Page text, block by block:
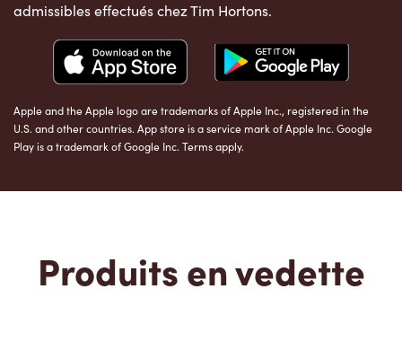
admissibles effectués chez Tim Hortons.
Apple and the Apple logo are trademarks of Apple Inc., registered in the
U.S. and other countries. App store is a service mark of Apple Inc. Google
Play is a trademark of Google Inc. Terms apply.
Produits en vedette